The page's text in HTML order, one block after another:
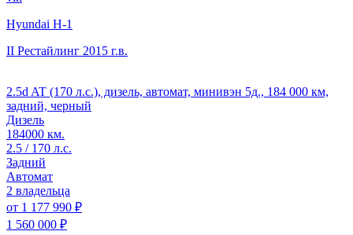
Hyundai H-1
II Рестайлинг 2015 г.в.
2.5d AT (170 л.с.), дизель, автомат, минивэн 5д., 184 000 км,
задний, черный
Дизель
184000 км.
2.5 / 170 л.с.
Задний
Автомат
2 владельца
от 1 177 990 ₽
1 560 000 ₽